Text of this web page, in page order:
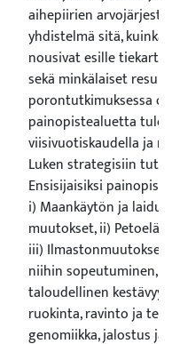
aihepiirien
yhdistelmä sitä, kuinka
nousivat esille
sekä minkälaiset
porontutkimuksessa
painopistealuetta
viisivuotiskaudella ja
Luken strategisiin
Ensisijaisiksi
i) Maankäytön ja
muutokset, ii)
iii)
niihin sopeutuminen,
taloudellinen
ruokinta, ravinto ja
genomiikka, jalostus ja